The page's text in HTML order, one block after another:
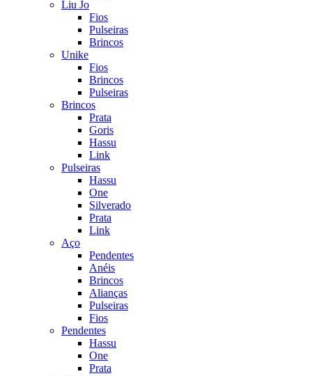
Liu Jo
Fios
Pulseiras
Brincos
Unike
Fios
Brincos
Pulseiras
Brincos
Prata
Goris
Hassu
Link
Pulseiras
Hassu
One
Silverado
Prata
Link
Aço
Pendentes
Anéis
Brincos
Alianças
Pulseiras
Fios
Pendentes
Hassu
One
Prata